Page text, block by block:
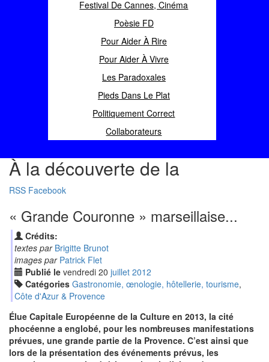
Festival De Cannes, Cinéma
Poèsie FD
Pour Aider À Rire
Pour Aider À Vivre
Les Paradoxales
Pieds Dans Le Plat
Politiquement Correct
Collaborateurs
À la découverte de la
RSS Facebook
« Grande Couronne » marseillaise...
Crédits:
textes par Brigitte Brunot
images par Patrick Flet
Publié le vendredi 20 juillet 2012
Catégories Gastronomie, œnologie, hôtellerie, tourisme,
Côte d'Azur & Provence
Élue Capitale Européenne de la Culture en 2013, la cité
phocéenne a englobé, pour les nombreuses manifestations
prévues, une grande partie de la Provence. C’est ainsi que
lors de la présentation des événements prévus, les